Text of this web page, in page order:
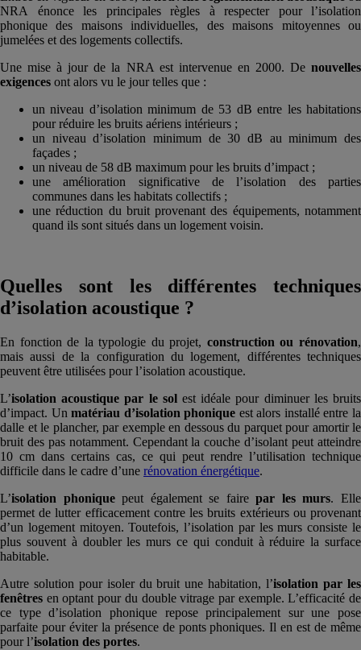
NRA énonce les principales règles à respecter pour l’isolation
phonique des maisons individuelles, des maisons mitoyennes ou
jumelées et des logements collectifs.
Une mise à jour de la NRA est intervenue en 2000. De nouvelles
exigences ont alors vu le jour telles que :
un niveau d’isolation minimum de 53 dB entre les habitations
pour réduire les bruits aériens intérieurs ;
un niveau d’isolation minimum de 30 dB au minimum des
façades ;
un niveau de 58 dB maximum pour les bruits d’impact ;
une amélioration significative de l’isolation des parties
communes dans les habitats collectifs ;
une réduction du bruit provenant des équipements, notamment
quand ils sont situés dans un logement voisin.
Quelles sont les différentes techniques
d’isolation acoustique ?
En fonction de la typologie du projet, construction ou rénovation,
mais aussi de la configuration du logement, différentes techniques
peuvent être utilisées pour l’isolation acoustique.
L’isolation acoustique par le sol est idéale pour diminuer les bruits
d’impact. Unmatériau d’isolation phonique est alors installé entre la
dalle et le plancher, par exemple en dessous du parquet pour amortir le
bruit des pas notamment. Cependant la couche d’isolant peut atteindre
10 cm dans certains cas, ce qui peut rendre l’utilisation technique
difficile dans le cadre d’une rénovation énergétique.
L’isolation phoniquepeut également se fairepar les murs. Elle
permet de lutter efficacement contre les bruits extérieurs ou provenant
d’un logement mitoyen. Toutefois, l’isolation par les murs consiste le
plus souvent à doubler les murs ce qui conduit à réduire la surface
habitable.
Autre solution pour isoler du bruit une habitation, l’isolation par les
fenêtres en optant pour du double vitrage par exemple. L’efficacité de
ce type d’isolation phonique repose principalement sur une pose
parfaite pour éviter la présence de ponts phoniques. Il en est de même
pour l’isolation des portes.